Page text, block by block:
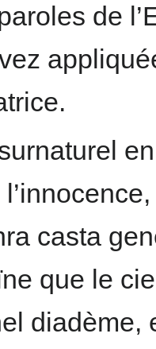
de
casta
que le
diadème,